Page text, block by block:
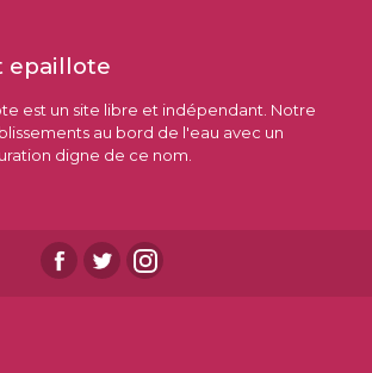
epaillote
est un site libre et indépendant. Notre
au bord de l'eau avec un
digne de ce nom.